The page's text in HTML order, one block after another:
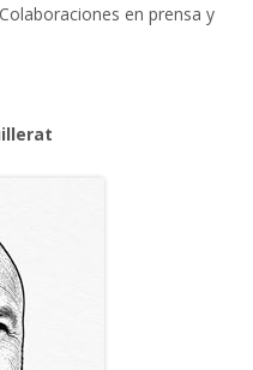
en prensa y